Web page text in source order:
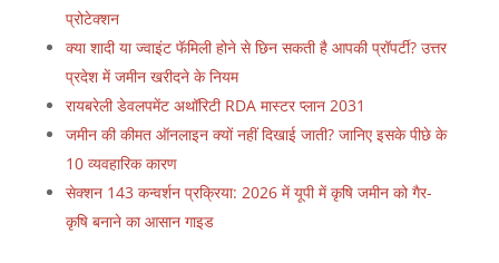
प्रोटेक्शन
क्या शादी या ज्वाइंट फॅमिली होने से छिन सकती है आपकी प्रॉपर्टी? उत्तर
प्रदेश में जमीन खरीदने के नियम
रायबरेली डेवलपमेंट अथॉरिटी RDA मास्टर प्लान 2031
जमीन की कीमत ऑनलाइन क्यों नहीं दिखाई जाती? जानिए इसके पीछे के
10 व्यवहारिक कारण
सेक्शन 143 कन्वर्शन प्रक्रिया: 2026 में यूपी में कृषि जमीन को गैर-
कृषि बनाने का आसान गाइड